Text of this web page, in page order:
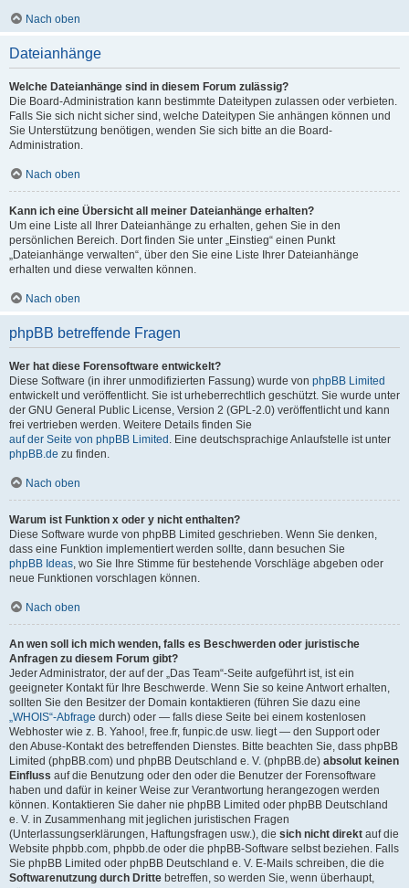
Nach oben
Dateianhänge
Welche Dateianhänge sind in diesem Forum zulässig?
Die Board-Administration kann bestimmte Dateitypen zulassen oder verbieten.
Falls Sie sich nicht sicher sind, welche Dateitypen Sie anhängen können und
Sie Unterstützung benötigen, wenden Sie sich bitte an die Board-
Administration.
Nach oben
Kann ich eine Übersicht all meiner Dateianhänge erhalten?
Um eine Liste all Ihrer Dateianhänge zu erhalten, gehen Sie in den
persönlichen Bereich. Dort finden Sie unter „Einstieg“ einen Punkt
„Dateianhänge verwalten“, über den Sie eine Liste Ihrer Dateianhänge
erhalten und diese verwalten können.
Nach oben
phpBB betreffende Fragen
Wer hat diese Forensoftware entwickelt?
Diese Software (in ihrer unmodifizierten Fassung) wurde von phpBB Limited
entwickelt und veröffentlicht. Sie ist urheberrechtlich geschützt. Sie wurde unter
der GNU General Public License, Version 2 (GPL-2.0) veröffentlicht und kann
frei vertrieben werden. Weitere Details finden Sie
auf der Seite von phpBB Limited . Eine deutschsprachige Anlaufstelle ist unter
phpBB.de zu finden.
Nach oben
Warum ist Funktion x oder y nicht enthalten?
Diese Software wurde von phpBB Limited geschrieben. Wenn Sie denken,
dass eine Funktion implementiert werden sollte, dann besuchen Sie
phpBB Ideas, wo Sie Ihre Stimme für bestehende Vorschläge abgeben oder
neue Funktionen vorschlagen können.
Nach oben
An wen soll ich mich wenden, falls es Beschwerden oder juristische
Anfragen zu diesem Forum gibt?
Jeder Administrator, der auf der „Das Team“-Seite aufgeführt ist, ist ein
geeigneter Kontakt für Ihre Beschwerde. Wenn Sie so keine Antwort erhalten,
sollten Sie den Besitzer der Domain kontaktieren (führen Sie dazu eine
„WHOIS“-Abfrage durch) oder — falls diese Seite bei einem kostenlosen
Webhoster wie z. B. Yahoo!, free.fr, funpic.de usw. liegt — den Support oder
den Abuse-Kontakt des betreffenden Dienstes. Bitte beachten Sie, dass phpBB
Limited (phpBB.com) und phpBB Deutschland e. V. (phpBB.de) absolut keinen
Einfluss auf die Benutzung oder den oder die Benutzer der Forensoftware
haben und dafür in keiner Weise zur Verantwortung herangezogen werden
können. Kontaktieren Sie daher nie phpBB Limited oder phpBB Deutschland
e. V. in Zusammenhang mit jeglichen juristischen Fragen
(Unterlassungserklärungen, Haftungsfragen usw.), die sich nicht direkt auf die
Website phpbb.com, phpbb.de oder die phpBB-Software selbst beziehen. Falls
Sie phpBB Limited oder phpBB Deutschland e. V. E-Mails schreiben, die die
Softwarenutzung durch Dritte betreffen, so werden Sie, wenn überhaupt,